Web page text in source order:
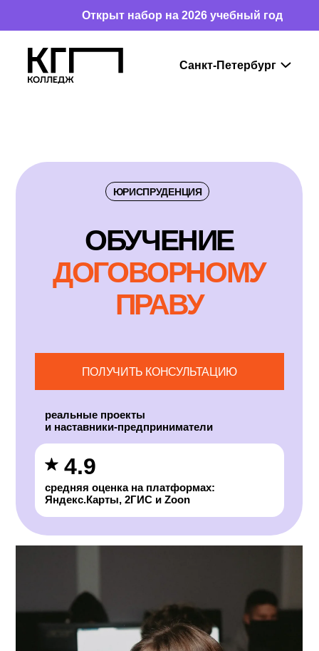
Открыт набор на 2026 учебный год
ОБУЧЕНИЕ
ДОГОВОРНОМУ
ПРАВУ
реальные проекты
и наставники-предприниматели
4.9
Яндекс.Карты, 2ГИС и Zoon